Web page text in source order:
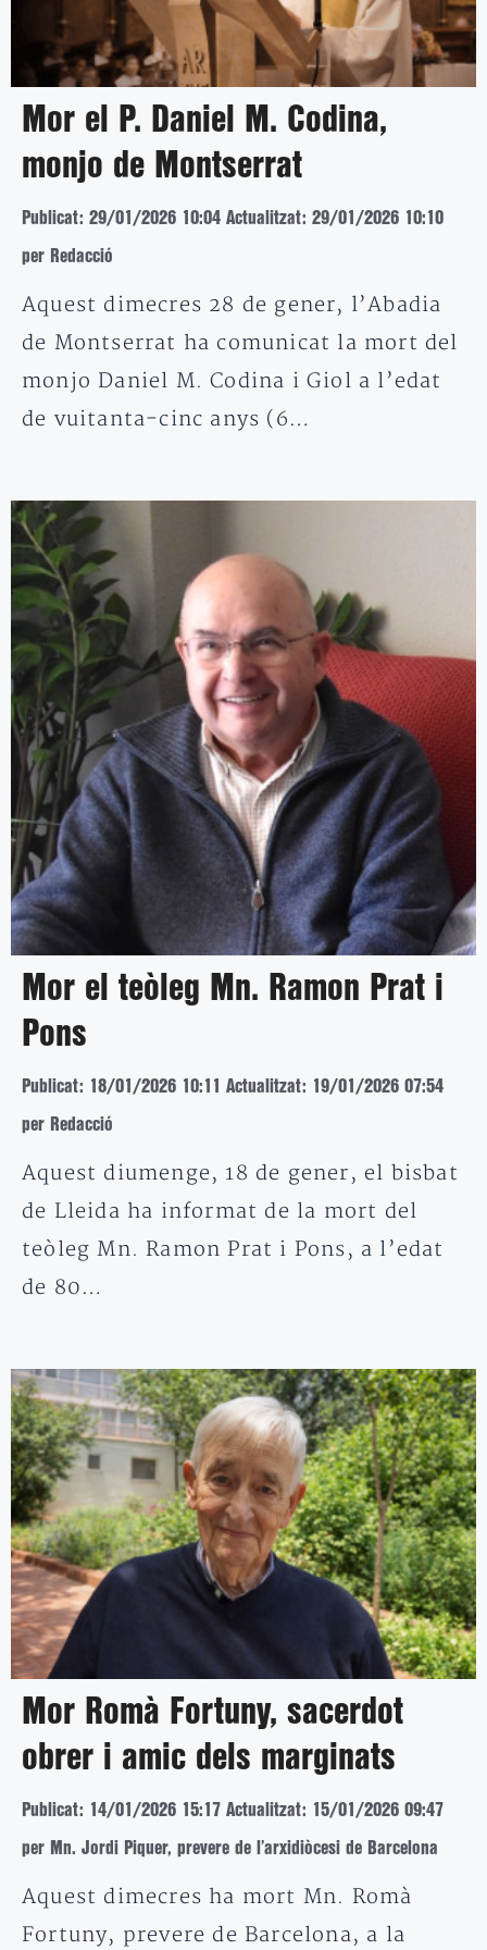
Mor el P. Daniel M. Codina,
monjo de Montserrat
Publicat: 29/01/2026 10:04 Actualitzat: 29/01/2026 10:10
per Redacció
Aquest dimecres 28 de gener, l’Abadia
de Montserrat ha comunicat la mort del
monjo Daniel M. Codina i Giol a l’edat
de vuitanta-cinc anys (6…
Mor el teòleg Mn. Ramon Prat i
Pons
Publicat: 18/01/2026 10:11 Actualitzat: 19/01/2026 07:54
per Redacció
Aquest diumenge, 18 de gener, el bisbat
de Lleida ha informat de la mort del
teòleg Mn. Ramon Prat i Pons, a l’edat
de 80…
Mor Romà Fortuny, sacerdot
obrer i amic dels marginats
Publicat: 14/01/2026 15:17 Actualitzat: 15/01/2026 09:47
per Mn. Jordi Piquer, prevere de l’arxidiòcesi de Barcelona
Aquest dimecres ha mort Mn. Romà
Fortuny, prevere de Barcelona, a la